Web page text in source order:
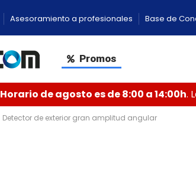
Asesoramiento a profesionales Base de
Promos
Horario de agosto es de 8:00 a 14:00h.
Detector de exterior gran amplitud angular